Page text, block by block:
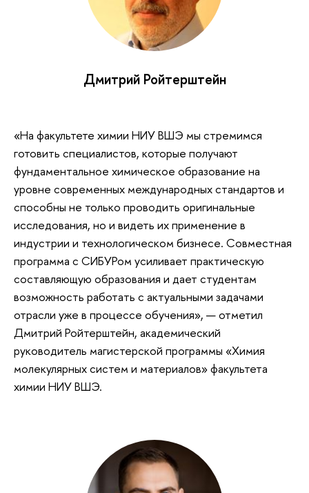
Дмитрий Ройтерштейн
«На факультете химии НИУ ВШЭ мы стремимся
готовить специалистов, которые получают
фундаментальное химическое образование на
уровне современных международных стандартов и
способны не только проводить оригинальные
исследования, но и видеть их применение в
индустрии и технологическом бизнесе. Совместная
программа с СИБУРом усиливает практическую
составляющую образования и дает студентам
возможность работать с актуальными задачами
отрасли уже в процессе обучения», — отметил
Дмитрий Ройтерштейн, академический
руководитель магистерской программы «Химия
молекулярных систем и материалов» факультета
химии НИУ ВШЭ.